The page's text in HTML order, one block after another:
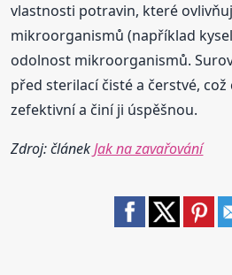
vlastnosti potravin, které
mikroorganismů (například
odolnost mikroorganismů.
před sterilací čisté a čerstvé,
zefektivní a činí ji úspěšnou.
Zdroj: článekJak na zavařování